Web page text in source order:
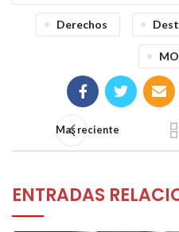
Derechos
Mas reciente
ENTRADAS